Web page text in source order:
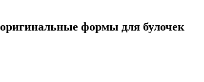
оригинальные формы для булочек